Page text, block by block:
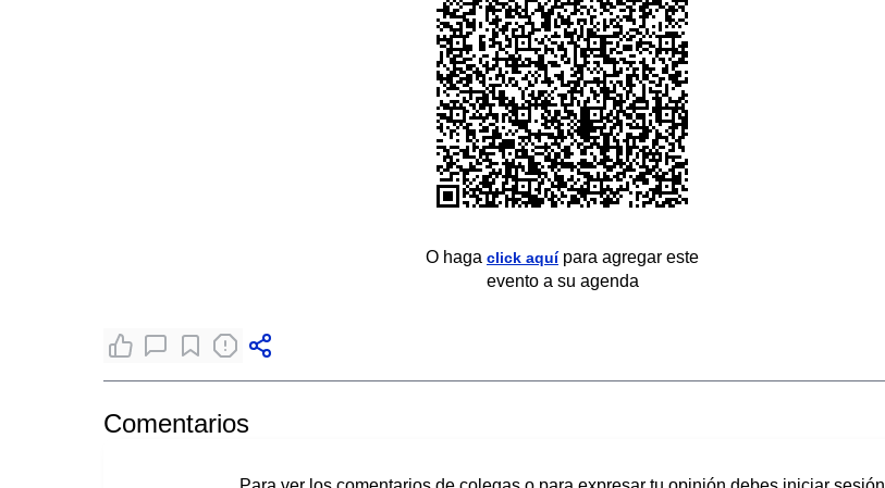
O haga click aquípara agregar este
evento a su agenda
Comentarios